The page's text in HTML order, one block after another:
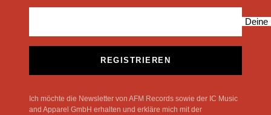
Deine
REGISTRIEREN
Ich möchte die Newsletter von AFM Records sowie der IC Music
and Apparel GmbH erhalten und erkläre mich mit der